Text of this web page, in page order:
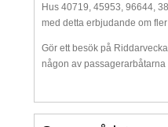
Hus 40719, 45953, 96644,
med detta erbjudande om
Gör ett besök på
någon av